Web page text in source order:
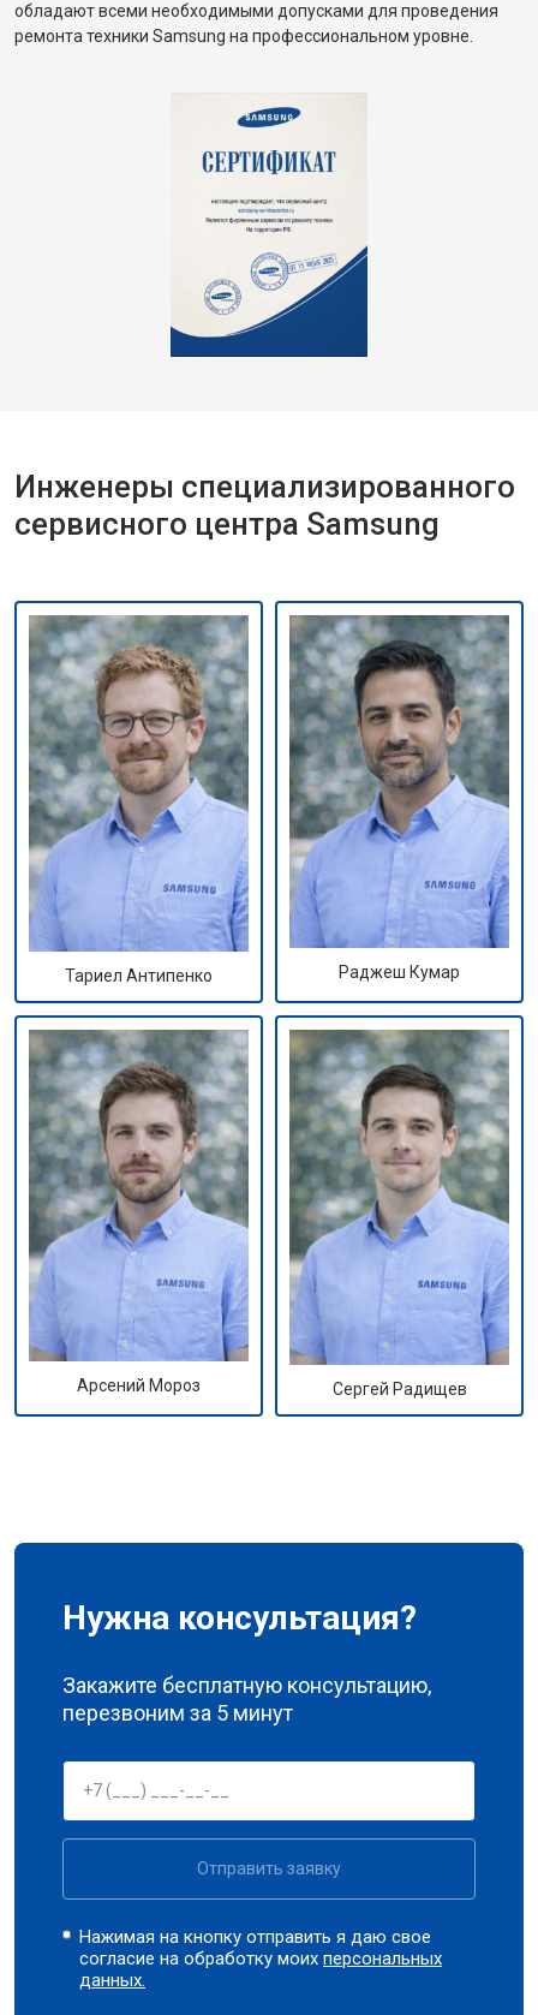
обладают всеми необходимыми допусками для проведения
ремонта техники Samsung на профессиональном уровне.
Инженеры специализированного
сервисного центра Samsung
Тариел Антипенко Раджеш Кумар
Арсений Мороз Сергей Радищев
Нужна консультация?
Закажите бесплатную консультацию,
перезвоним за 5 минут
Отправить заявку
Нажимая на кнопку отправить я даю свое
согласие на обработку моихперсональных
данных.